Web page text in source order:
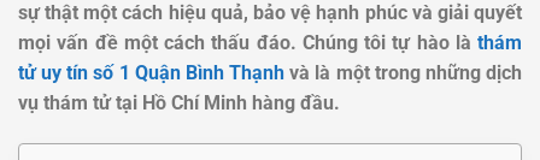
sự thật một cách hiệu quả, bảo vệ hạnh phúc và giải quyết
mọi vấn đề một cách thấu đáo. Chúng tôi tự hào là thám
tử uy tín số 1 Quận Bình Thạnh và là một trong những dịch
vụ thám tử tại Hồ Chí Minh hàng đầu.